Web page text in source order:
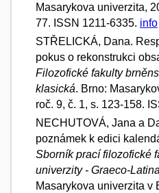
Masarykova univerzita,
77. ISSN 1211-6335. info
STŘELICKÁ, Dana.
pokus o rekonstrukci
Filozofické fakulty
klasická. Brno:
roč. 9, č. 1, s. 123-158.
NECHUTOVÁ, Jana a
poznámek k edici
Sborník prací filozofické
univerzity - Graeco-
Masarykova univerzita v